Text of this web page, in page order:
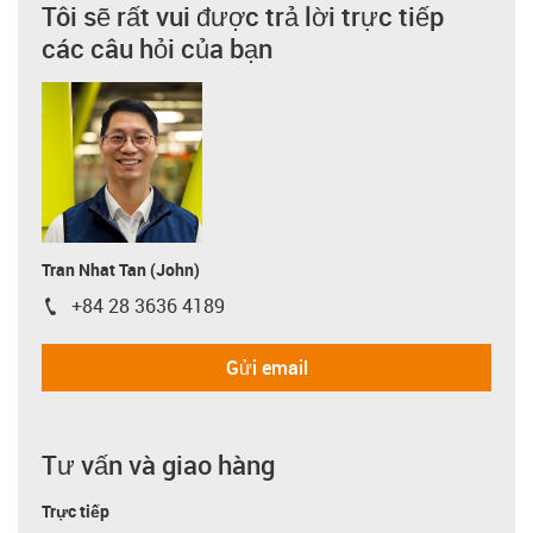
Tôi sẽ rất vui được trả lời trực tiếp
các câu hỏi của bạn
Tran Nhat Tan (John)
igus-icon-phone
+84 28 3636 4189
Gửi email
Tư vấn và giao hàng
Trực tiếp